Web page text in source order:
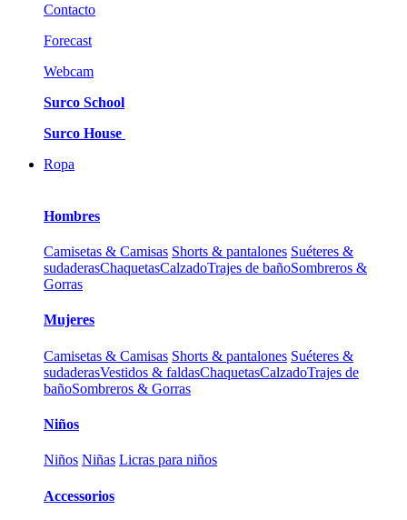
Contacto
Forecast
Webcam
Surco School
Surco House
Ropa
Hombres
Camisetas & Camisas Shorts & pantalones Suéteres &
sudaderasChaquetasCalzadoTrajes de bañoSombreros &
Gorras
Mujeres
Camisetas & Camisas Shorts & pantalones Suéteres &
sudaderasVestidos & faldasChaquetasCalzadoTrajes de
bañoSombreros & Gorras
Niños
Niños Niñas Licras para niños
Accessorios